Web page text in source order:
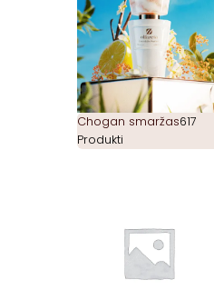
Chogan smaržas617
Produkti